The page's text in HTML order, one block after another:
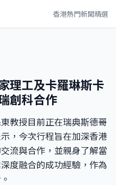
香港熱門新聞精選
理工及卡羅琳斯卡
創科合作
教授目前正在瑞典斯德哥
，今次行程旨在加深香港
流與合作，並親身了解當
度融合的成功經驗，作為